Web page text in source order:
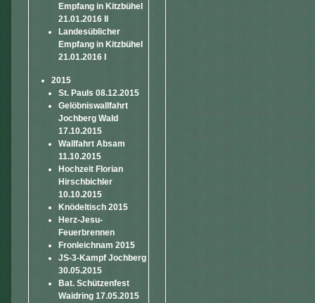
Empfang in Kitzbühel
21.01.2016 II
Landesüblicher
Empfang in Kitzbühel
21.01.2016 I
2015
St. Pauls 08.12.2015
Gelöbniswallfahrt
Jochberg Wald
17.10.2015
Wallfahrt Absam
11.10.2015
Hochzeit Florian
Hirschbichler
10.10.2015
Knödeltisch 2015
Herz-Jesu-
Feuerbrennen
Fronleichnam 2015
JS-3-Kampf Jochberg
30.05.2015
Bat. Schützenfest
Waidring 17.05.2015